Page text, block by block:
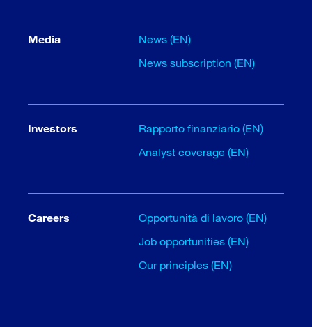
Media
News (EN)
News subscription (EN)
Investors
Rapporto finanziario (EN)
Analyst coverage (EN)
Careers
Opportunità di lavoro (EN)
Job opportunities (EN)
Our principles (EN)